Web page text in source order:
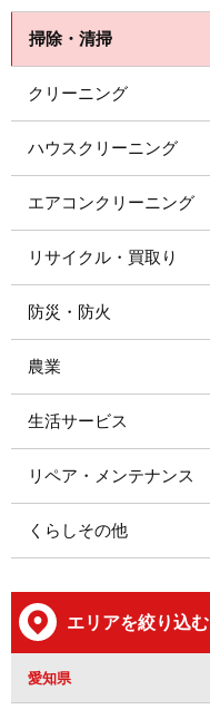
掃除・清掃
クリーニング
ハウスクリーニング
エアコンクリーニング
リサイクル・買取り
防災・防火
農業
生活サービス
リペア・メンテナンス
くらしその他
エリアを絞り込む
愛知県